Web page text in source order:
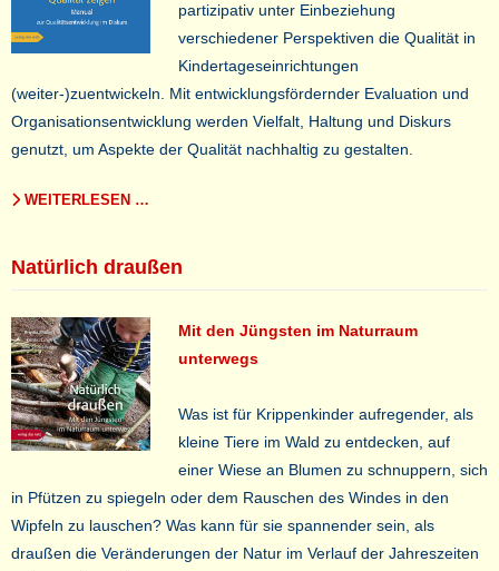
partizipativ unter Einbeziehung
verschiedener Perspektiven die Qualität in
Kindertageseinrichtungen
(weiter-)zuentwickeln. Mit entwicklungsfördernder Evaluation und
Organisationsentwicklung werden Vielfalt, Haltung und Diskurs
genutzt, um Aspekte der Qualität nachhaltig zu gestalten.
WEITERLESEN …
Natürlich draußen
Mit den Jüngsten im Naturraum
unterwegs
Was ist für Krippenkinder aufregender, als
kleine Tiere im Wald zu entdecken, auf
einer Wiese an Blumen zu schnuppern, sich
in Pfützen zu spiegeln oder dem Rauschen des Windes in den
Wipfeln zu lauschen? Was kann für sie spannender sein, als
draußen die Veränderungen der Natur im Verlauf der Jahreszeiten